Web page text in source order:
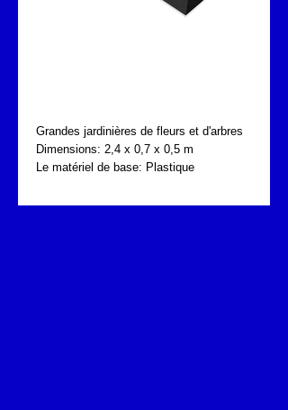
Grandes jardinières de fleurs et d'arbres
Dimensions: 2,4 x 0,7 x 0,5 m
Le matériel de base: Plastique